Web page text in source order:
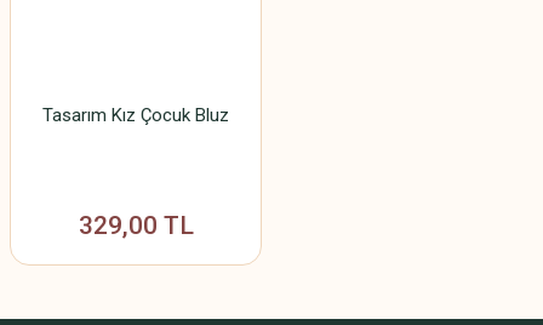
Tasarım Kız Çocuk Bluz
329,00 TL